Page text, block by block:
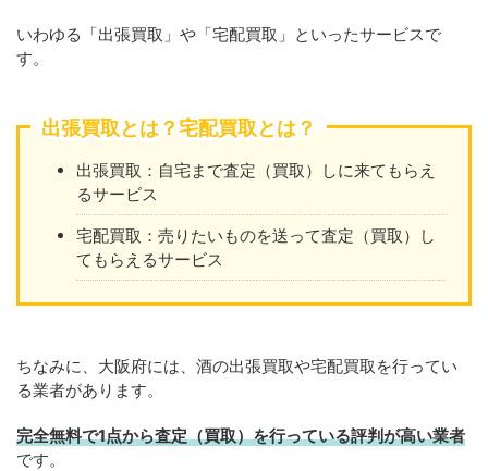
いわゆる「出張買取」や「宅配買取」といったサービスで
す。
出張買取とは？宅配買取とは？
出張買取：自宅まで査定（買取）しに来てもらえ
るサービス
宅配買取：売りたいものを送って査定（買取）し
てもらえるサービス
ちなみに、大阪府には、酒の出張買取や宅配買取を行ってい
る業者があります。
完全無料で1点から査定（買取）を行っている評判が高い業者
です。